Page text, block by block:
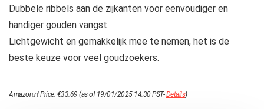
Dubbele ribbels aan de zijkanten voor eenvoudiger en
handiger gouden vangst.
Lichtgewicht en gemakkelijk mee te nemen, het is de
beste keuze voor veel goudzoekers.
Amazon.nl Price:€33.69 (as of 19/01/2025 14:30 PST-Details)